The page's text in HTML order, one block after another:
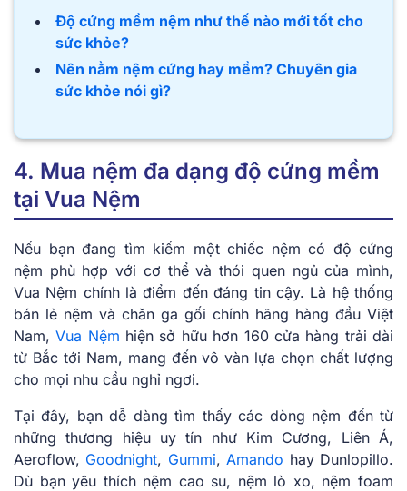
Độ cứng mềm nệm như thế nào mới tốt cho
sức khỏe?
Nên nằm nệm cứng hay mềm? Chuyên gia
sức khỏe nói gì?
4. Mua nệm đa dạng độ cứng mềm
tại Vua Nệm
Nếu bạn đang tìm kiếm một chiếc nệm có độ cứng
nệm phù hợp với cơ thể và thói quen ngủ của mình,
Vua Nệm chính là điểm đến đáng tin cậy. Là hệ thống
bán lẻ nệm và chăn ga gối chính hãng hàng đầu Việt
Nam,Vua Nệm hiện sở hữu hơn 160 cửa hàng trải dài
từ Bắc tới Nam, mang đến vô vàn lựa chọn chất lượng
cho mọi nhu cầu nghỉ ngơi.
Tại đây, bạn dễ dàng tìm thấy các dòng nệm đến từ
những thương hiệu uy tín như Kim Cương, Liên Á,
Aeroflow, Goodnight, Gummi, Amando hay Dunlopillo.
Dù bạn yêu thích nệm cao su, nệm lò xo, nệm foam